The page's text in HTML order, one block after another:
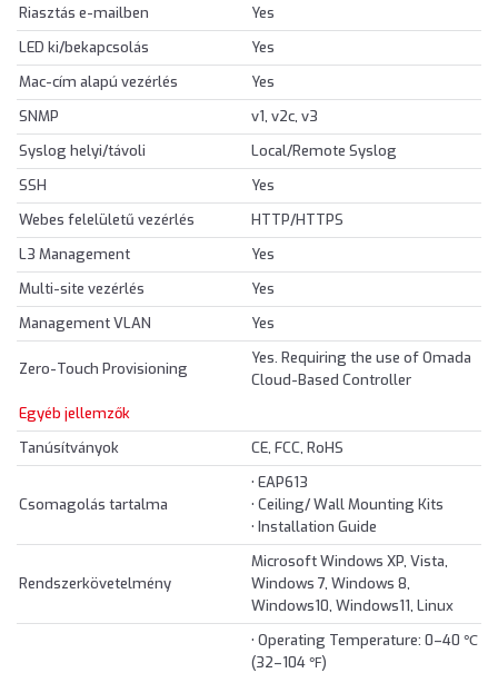
Riasztás e-mailben
Yes
LED ki/bekapcsolás
Yes
Mac-cím alapú vezérlés
Yes
SNMP
v1, v2c, v3
Syslog helyi/távoli
Local/Remote Syslog
SSH
Yes
Webes felelületű vezérlés
HTTP/HTTPS
L3 Management
Yes
Multi-site vezérlés
Yes
Management VLAN
Yes
Zero-Touch Provisioning
Yes. Requiring the use of Omada
Cloud-Based Controller
Egyéb jellemzők
Tanúsítványok
CE, FCC, RoHS
Csomagolás tartalma
• EAP613
• Ceiling/ Wall Mounting Kits
• Installation Guide
Rendszerkövetelmény
Microsoft Windows XP, Vista,
Windows 7, Windows 8,
Windows10, Windows11, Linux
• Operating Temperature: 0–40 ℃
(32–104 ℉)